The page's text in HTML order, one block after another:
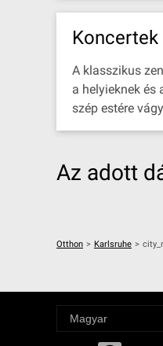
Koncertek
A klasszikus
a helyieknek és
szép estére
Az adott
Otthon > Karlsruhe >